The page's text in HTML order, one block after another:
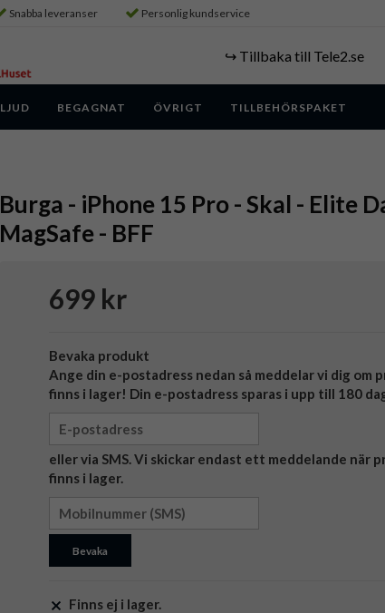
Snabba leveranser Personlig kundservice
↪️ Tillbaka till Tele2.se
LJUD BEGAGNAT ÖVRIGT TILLBEHÖRSPAKET
Burga - iPhone 15 Pro - Skal - Elite
MagSafe - BFF
699 kr
Bevaka produkt
Ange din e-postadress nedan så meddelar vi dig om
finns i lager! Din e-postadress sparas i upp till 180
eller via SMS. Vi skickar endast ett meddelande när
finns i lager.
Bevaka
Finns ej i lager.